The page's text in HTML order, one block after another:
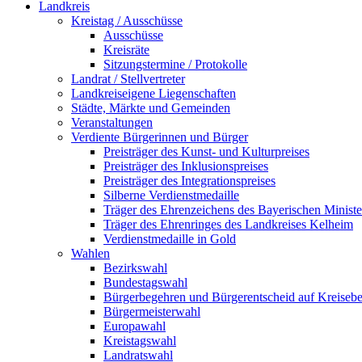
Landkreis
Kreistag / Ausschüsse
Ausschüsse
Kreisräte
Sitzungstermine / Protokolle
Landrat / Stellvertreter
Landkreiseigene Liegenschaften
Städte, Märkte und Gemeinden
Veranstaltungen
Verdiente Bürgerinnen und Bürger
Preisträger des Kunst- und Kulturpreises
Preisträger des Inklusionspreises
Preisträger des Integrationspreises
Silberne Verdienstmedaille
Träger des Ehrenzeichens des Bayerischen
Träger des Ehrenringes des Landkreises Kelheim
Verdienstmedaille in Gold
Wahlen
Bezirkswahl
Bundestagswahl
Bürgerbegehren und Bürgerentscheid auf
Bürgermeisterwahl
Europawahl
Kreistagswahl
Landratswahl